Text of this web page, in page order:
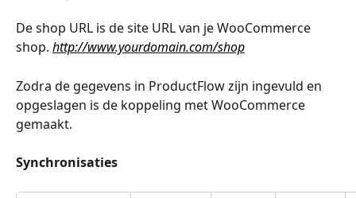
De shop URL is de site URL van je WooCommerce
shop. http://www.yourdomain.com/shop
Zodra de gegevens in ProductFlow zijn ingevuld en
opgeslagen is de koppeling met WooCommerce
gemaakt.
Synchronisaties